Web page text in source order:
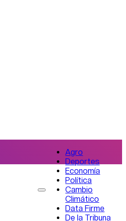
Agro
Deportes
Economía
Política
Cambio
Climático
Data Firme
De la Tribuna